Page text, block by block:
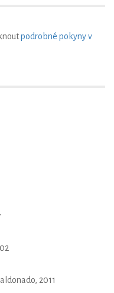
podrobné pokyny v
2011